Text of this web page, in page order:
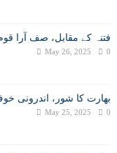
فتنہ کے مقابل، صف آرا
May 26, 2025 0
بھارت کا شور، اندرونی
May 25, 2025 0